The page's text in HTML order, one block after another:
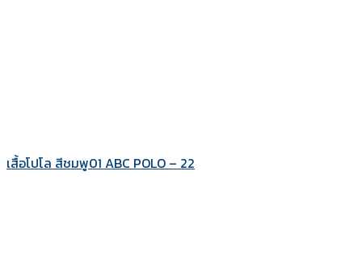
เสื้อโปโล สีชมพู01 ABC POLO – 22